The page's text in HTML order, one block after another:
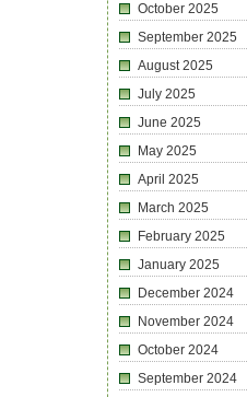
October 2025
September 2025
August 2025
July 2025
June 2025
May 2025
April 2025
March 2025
February 2025
January 2025
December 2024
November 2024
October 2024
September 2024